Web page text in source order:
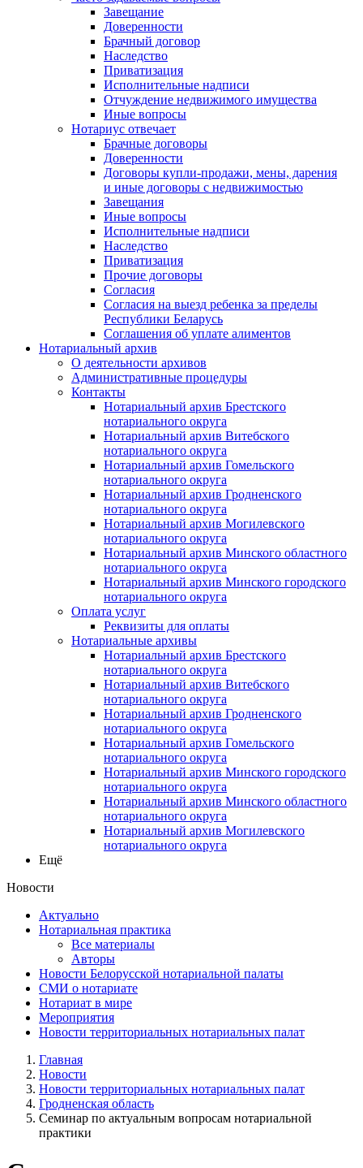
Завещание
Доверенности
Брачный договор
Наследство
Приватизация
Исполнительные надписи
Отчуждение недвижимого имущества
Иные вопросы
Нотариус отвечает
Брачные договоры
Доверенности
Договоры купли-продажи, мены, дарения
и иные договоры с недвижимостью
Завещания
Иные вопросы
Исполнительные надписи
Наследство
Приватизация
Прочие договоры
Согласия
Согласия на выезд ребенка за пределы
Республики Беларусь
Соглашения об уплате алиментов
Нотариальный архив
О деятельности архивов
Административные процедуры
Контакты
Нотариальный архив Брестского
нотариального округа
Нотариальный архив Витебского
нотариального округа
Нотариальный архив Гомельского
нотариального округа
Нотариальный архив Гродненского
нотариального округа
Нотариальный архив Могилевского
нотариального округа
Нотариальный архив Минского областного
нотариального округа
Нотариальный архив Минского городского
нотариального округа
Оплата услуг
Реквизиты для оплаты
Нотариальные архивы
Нотариальный архив Брестского
нотариального округа
Нотариальный архив Витебского
нотариального округа
Нотариальный архив Гродненского
нотариального округа
Нотариальный архив Гомельского
нотариального округа
Нотариальный архив Минского городского
нотариального округа
Нотариальный архив Минского областного
нотариального округа
Нотариальный архив Могилевского
нотариального округа
Ещё
Новости
Актуально
Нотариальная практика
Все материалы
Авторы
Новости Белорусской нотариальной палаты
СМИ о нотариате
Нотариат в мире
Мероприятия
Новости территориальных нотариальных палат
Главная
Новости
Новости территориальных нотариальных палат
Гродненская область
Семинар по актуальным вопросам нотариальной
практики